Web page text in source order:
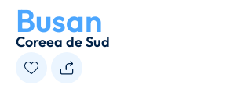
Busan
Coreea de Sud